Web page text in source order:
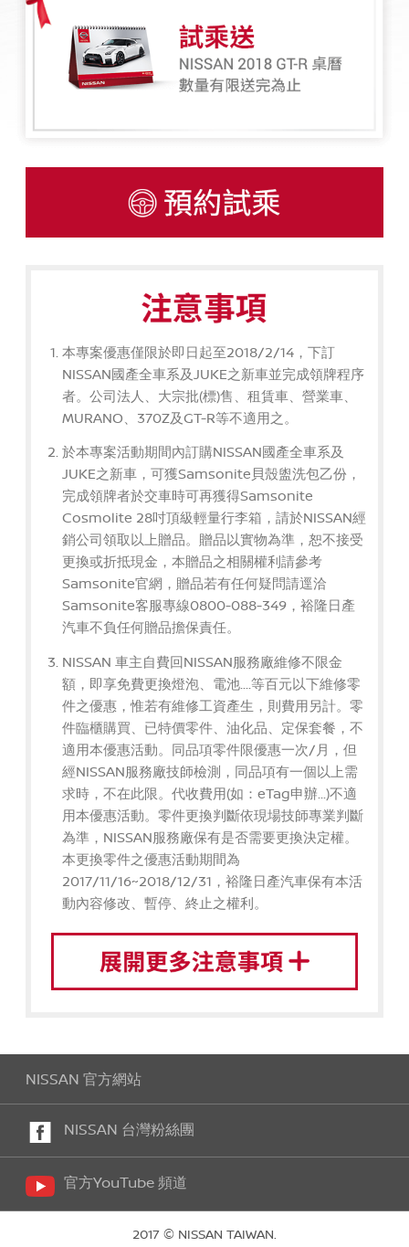
本專案優惠僅限於即日起至2018/2/14，下訂
NISSAN國產全車系及JUKE之新車並完成領牌程序
者。公司法人、大宗批(標)售、租賃車、營業車、
MURANO、370Z及GT-R等不適用之。
於本專案活動期間內訂購NISSAN國產全車系及
JUKE之新車，可獲Samsonite貝殼盥洗包乙份，
完成領牌者於交車時可再獲得Samsonite
Cosmolite 28吋頂級輕量行李箱，請於NISSAN經
銷公司領取以上贈品。贈品以實物為準，恕不接受
更換或折抵現金，本贈品之相關權利請參考
Samsonite官網，贈品若有任何疑問請逕洽
Samsonite客服專線0800-088-349，裕隆日產
汽車不負任何贈品擔保責任。
NISSAN 車主自費回NISSAN服務廠維修不限金
額，即享免費更換燈泡、電池....等百元以下維修零
件之優惠，惟若有維修工資產生，則費用另計。零
件臨櫃購買、已特價零件、油化品、定保套餐，不
適用本優惠活動。同品項零件限優惠一次/月，但
經NISSAN服務廠技師檢測，同品項有一個以上需
求時，不在此限。代收費用(如：eTag申辦...)不適
用本優惠活動。零件更換判斷依現場技師專業判斷
為準，NISSAN服務廠保有是否需要更換決定權。
本更換零件之優惠活動期間為
2017/11/16~2018/12/31，裕隆日產汽車保有本活
動內容修改、暫停、終止之權利。
NISSAN 官方網站
NISSAN 台灣粉絲團
官方YouTube 頻道
2017 © NISSAN TAIWAN.